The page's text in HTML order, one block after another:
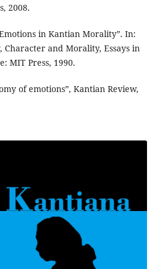
2008.
in Kantian Morality”. In:
Character and Morality, Essays in
MIT Press, 1990.
of emotions”, Kantian Review,